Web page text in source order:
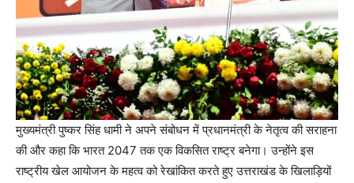
मुख्यमंत्री पुष्कर सिंह धामी ने अपने संबोधन में प्रधानमंत्री के नेतृत्व की सराहना
की और कहा कि भारत 2047 तक एक विकसित राष्ट्र बनेगा। उन्होंने इस
राष्ट्रीय खेल आयोजन के महत्व को रेखांकित करते हुए उत्तराखंड के खिलाड़ियों